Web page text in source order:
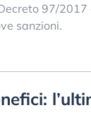
97/
sanzioni.